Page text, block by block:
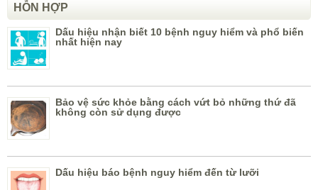
HỖN HỢP
Dấu hiệu nhận biết 10 bệnh nguy hiểm và phổ biến
nhất hiện nay
Bảo vệ sức khỏe bằng cách vứt bỏ những thứ đã
không còn sử dụng được
Dấu hiệu báo bệnh nguy hiểm đến từ lưỡi